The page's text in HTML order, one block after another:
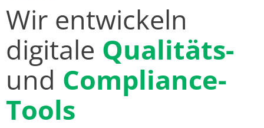
Wir entwickeln
digitale Qualitäts-
und Compliance-
Tools